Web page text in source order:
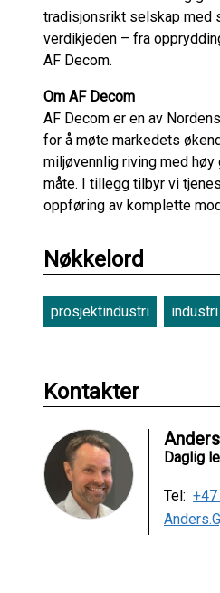
tradisjonsrikt selskap med
verdikjeden – fra
AF Decom.
Om AF Decom
AF Decom er en av
for å møte markedets
miljøvennlig riving med høy
måte. I tillegg tilbyr vi
oppføring av komplette
Nøkkelord
prosjektindustri industri
Kontakter
Daglig
Tel: